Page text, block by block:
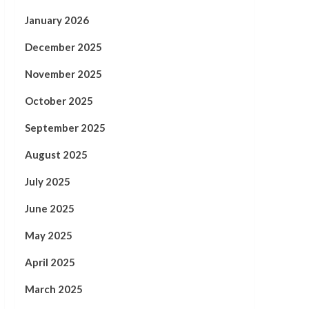
January 2026
December 2025
November 2025
October 2025
September 2025
August 2025
July 2025
June 2025
May 2025
April 2025
March 2025